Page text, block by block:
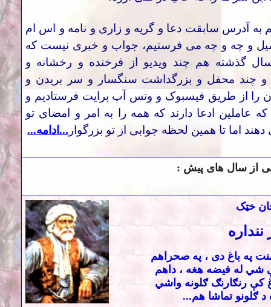
به آدرس سابقت دعا و گریه و زاری و نامه و اس ام
و چه و چه می فرستیم، جواب و خبری نیست که
گذشته هم چند ویدیو از فرخنده و رخشانه و
و چند محفل و بزرگداشت سنگسار و سر بریدن و
را از طریق فیسبوک و وتس آپ برایت فرستادیم و
عاملین ادعا دارند که همه را به امر و امضای تو
اما تا همین لحظه جوابی از تو بزرگوا ر ...ادامه...
از سال های پیش :
خټک
ننداره
په باغ دی ، په صحراهم
شي له فيضه هغه ، داهم
کې رنګارنګ ګلونه واشي
ګلونو تماشا هم...